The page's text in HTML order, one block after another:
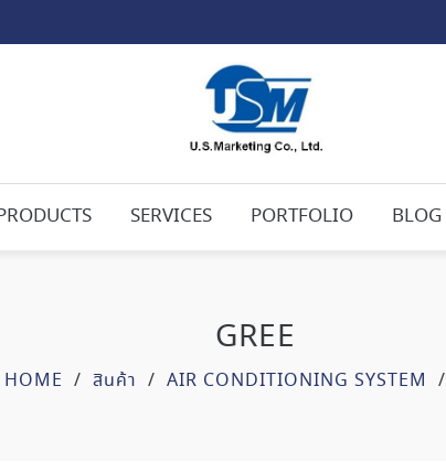
SERVICES PORTFOLIO BLOG
GREE
HOME / สินค้า / AIR CONDITIONING SYSTEM /